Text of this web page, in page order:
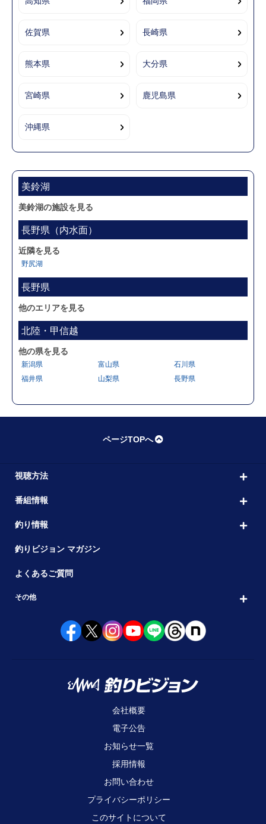
佐賀県 長崎県
熊本県 大分県
宮崎県 鹿児島県
沖縄県
美鈴湖
美鈴湖の施設を見る
長野県（内水面）
近隣を見る
野尻湖
長野県
他のエリアを見る
北陸・甲信越
他の県を見る
新潟県 富山県
石川県
福井県
山梨県 長野県
ページTOPへ
視聴方法
番組情報
釣り情報
釣りビジョン マガジン
よくあるご質問
その他
会社概要
電子公告
お知らせ一覧
採用情報
お問い合わせ
プライバシーポリシー
このサイトについて